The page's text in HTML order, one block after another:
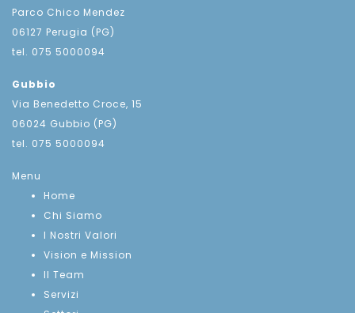
Parco Chico Mendez
06127 Perugia (PG)
tel. 075 5000094
Gubbio
Via Benedetto Croce, 15
06024 Gubbio (PG)
tel. 075 5000094
Menu
Home
Chi Siamo
I Nostri Valori
Vision e Mission
Il Team
Servizi